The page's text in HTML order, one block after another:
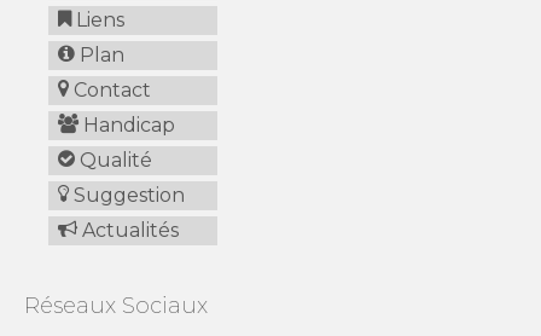
Liens
Plan
Contact
Handicap
Qualité
Suggestion
Actualités
Réseaux Sociaux